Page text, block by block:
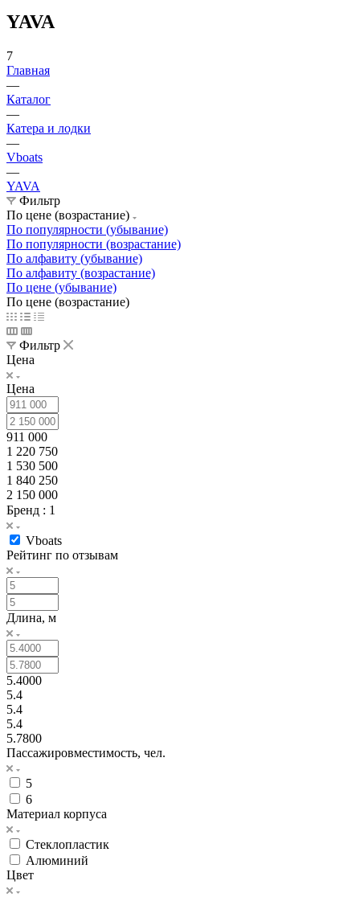
YAVA
7
Главная
—
Каталог
—
Катера и лодки
—
Vboats
—
YAVA
Фильтр
По цене (возрастание)
По популярности (убывание)
По популярности (возрастание)
По алфавиту (убывание)
По алфавиту (возрастание)
По цене (убывание)
По цене (возрастание)
Фильтр
Цена
Цена
911 000
1 220 750
1 530 500
1 840 250
2 150 000
Бренд : 1
Vboats
Рейтинг по отзывам
Длина, м
5.4000
5.4
5.4
5.4
5.7800
Пассажировместимость, чел.
5
6
Материал корпуса
Cтеклопластик
Алюминий
Цвет